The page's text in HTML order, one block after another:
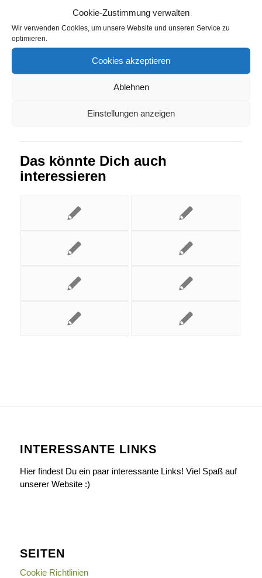
Cookie-Zustimmung verwalten
Wir verwenden Cookies, um unsere Website und unseren Service zu
optimieren.
Cookies akzeptieren
Ablehnen
Einstellungen anzeigen
Eintrag teilen
Das könnte Dich auch
interessieren
INTERESSANTE LINKS
Hier findest Du ein paar interessante Links! Viel Spaß auf
unserer Website :)
SEITEN
Cookie Richtlinien